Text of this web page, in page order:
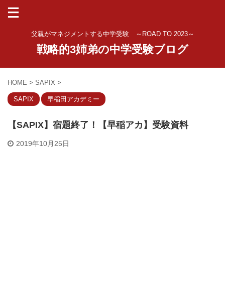
父親がマネジメントする中学受験 ～ROAD TO 2023～
戦略的3姉弟の中学受験ブログ
HOME > SAPIX >
SAPIX 早稲田アカデミー
【SAPIX】宿題終了！【早稲アカ】受験資料
2019年10月25日